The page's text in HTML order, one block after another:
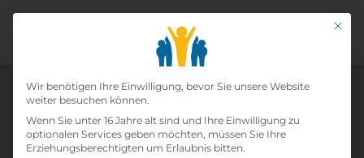
Offene Lehrstellen von ZITTA
Kunststoffwerk GmbH
Mit
Datenschutz-
Wir benötigen Ihre Einwilligung, bevor Sie unsere Website
weiter besuchen können.
Wenn Sie unter 16 Jahre alt sind und Ihre Einwilligung zu
optionalen Services geben möchten, müssen Sie Ihre
Erziehungsberechtigten um Erlaubnis bitten.